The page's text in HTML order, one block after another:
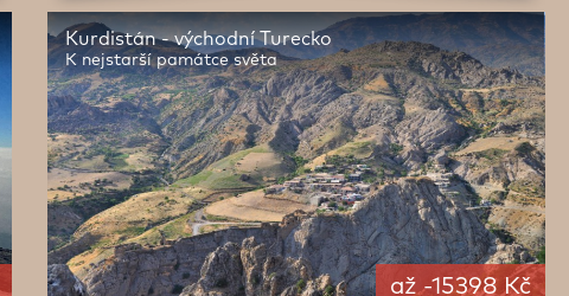
až -15398 Kč
Kurdistán - východní Turecko
K nejstarší památce světa